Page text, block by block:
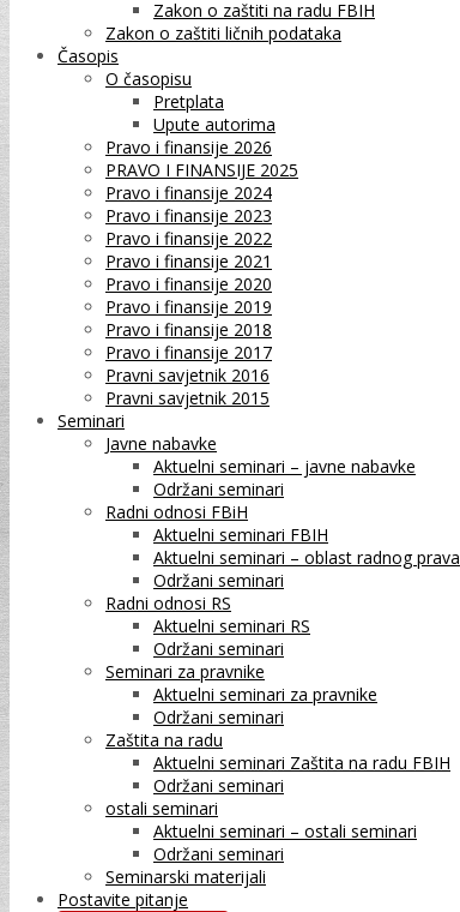
Zakon o zaštiti na radu FBIH
Zakon o zaštiti ličnih podataka
Časopis
O časopisu
Pretplata
Upute autorima
Pravo i finansije 2026
PRAVO I FINANSIJE 2025
Pravo i finansije 2024
Pravo i finansije 2023
Pravo i finansije 2022
Pravo i finansije 2021
Pravo i finansije 2020
Pravo i finansije 2019
Pravo i finansije 2018
Pravo i finansije 2017
Pravni savjetnik 2016
Pravni savjetnik 2015
Seminari
Javne nabavke
Aktuelni seminari – javne nabavke
Održani seminari
Radni odnosi FBiH
Aktuelni seminari FBIH
Aktuelni seminari – oblast radnog prava
Održani seminari
Radni odnosi RS
Aktuelni seminari RS
Održani seminari
Seminari za pravnike
Aktuelni seminari za pravnike
Održani seminari
Zaštita na radu
Aktuelni seminari Zaštita na radu FBIH
Održani seminari
ostali seminari
Aktuelni seminari – ostali seminari
Održani seminari
Seminarski materijali
Postavite pitanje